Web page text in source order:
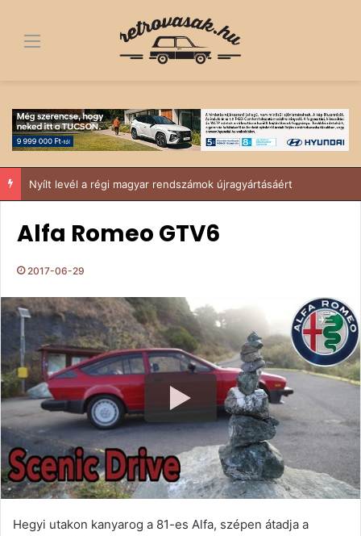
Menü
Nyílt levél a régi magyar rendszámok újragyártásáért
Alfa Romeo GTV6
2017-06-29
Hegyi utakon kanyarog a 81-es Alfa, szépen átadja a